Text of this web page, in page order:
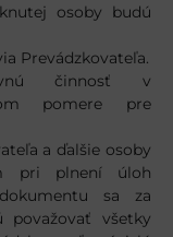
osoby budú
Prevádzkovateľa.
činnosť v
pomere pre
a ďalšie osoby
pri plnení úloh
sa za
považovať všetky